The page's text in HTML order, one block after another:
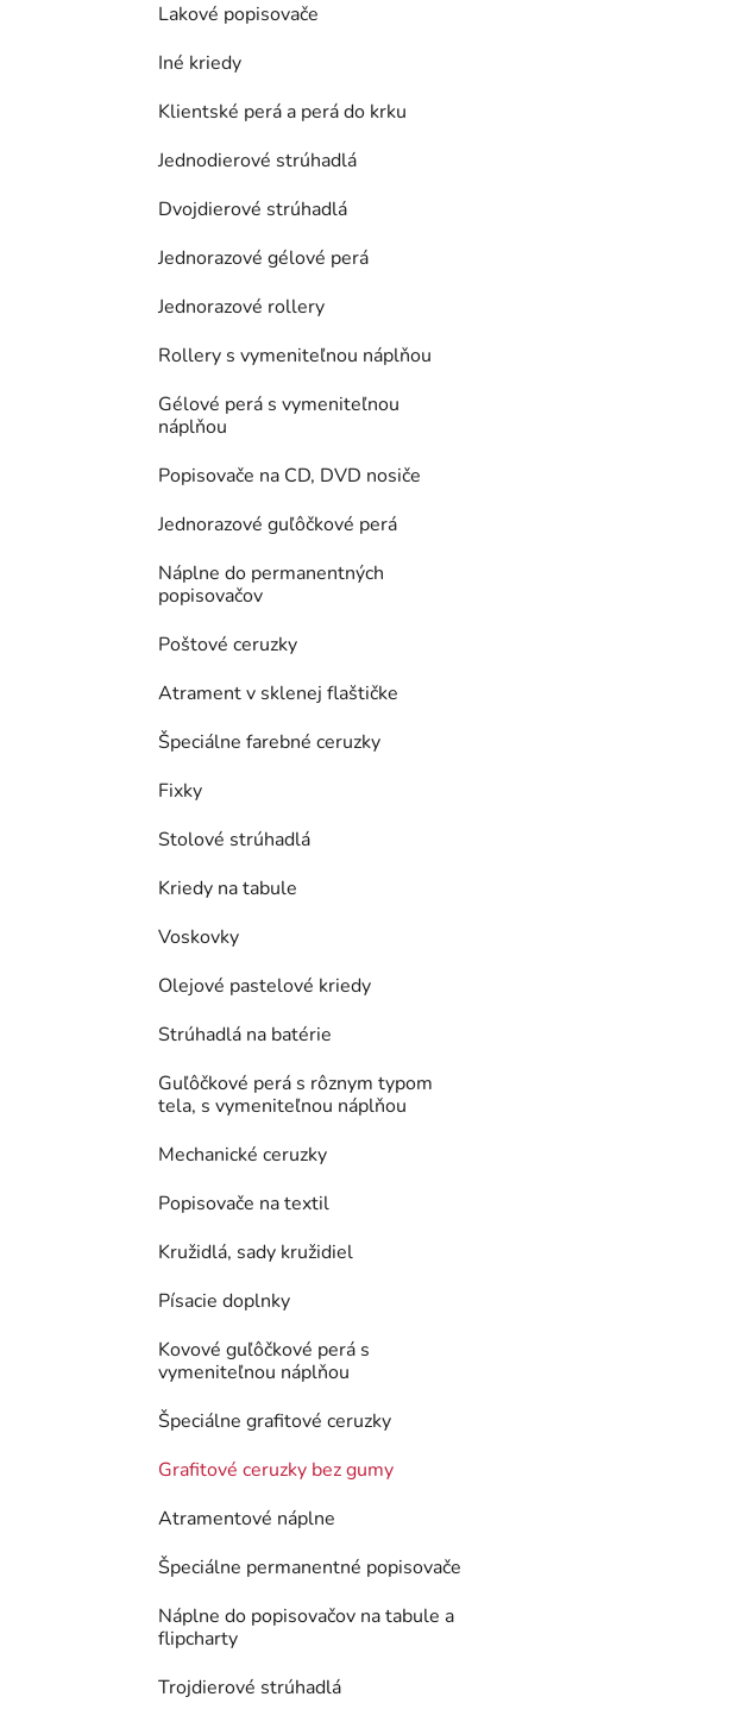
Lakové popisovače
Iné kriedy
Klientské perá a perá do krku
Jednodierové strúhadlá
Dvojdierové strúhadlá
Jednorazové gélové perá
Jednorazové rollery
Rollery s vymeniteľnou náplňou
Gélové perá s vymeniteľnou
náplňou
Popisovače na CD, DVD nosiče
Jednorazové guľôčkové perá
Náplne do permanentných
popisovačov
Poštové ceruzky
Atrament v sklenej flaštičke
Špeciálne farebné ceruzky
Fixky
Stolové strúhadlá
Kriedy na tabule
Voskovky
Olejové pastelové kriedy
Strúhadlá na batérie
Guľôčkové perá s rôznym typom
tela, s vymeniteľnou náplňou
Mechanické ceruzky
Popisovače na textil
Kružidlá, sady kružidiel
Písacie doplnky
Kovové guľôčkové perá s
vymeniteľnou náplňou
Špeciálne grafitové ceruzky
Grafitové ceruzky bez gumy
Atramentové náplne
Špeciálne permanentné popisovače
Náplne do popisovačov na tabule a
flipcharty
Trojdierové strúhadlá